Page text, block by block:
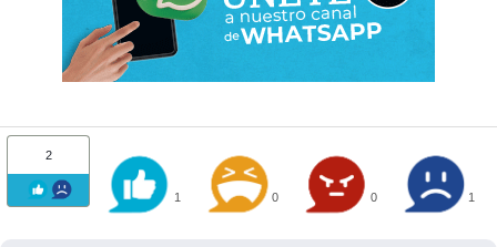
2
1 0 0 1